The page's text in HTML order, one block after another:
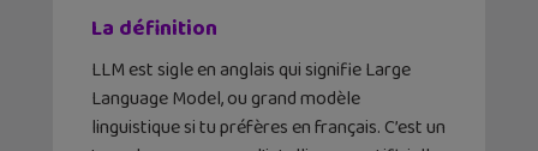
La définition
LLM est sigle en anglais qui signifie Large
Language Model, ou grand modèle
linguistique si tu préfères en français. C’est un